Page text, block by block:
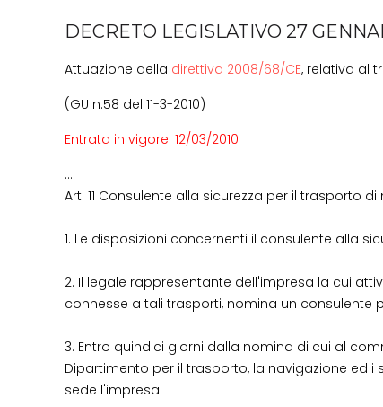
DECRETO LEGISLATIVO 27
Attuazione della direttiva 2008/68/CE, relativa al
(GU n.58 del 11-3-2010)
Entrata in vigore: 12/03/2010
....
Art. 11 Consulente alla sicurezza per il trasporto
1. Le disposizioni concernenti il consulente alla
2. Il legale rappresentante dell'impresa la cui
connesse a tali trasporti, nomina un consulente
3. Entro quindici giorni dalla nomina di cui al
Dipartimento per il trasporto, la navigazione ed
sede l'impresa.